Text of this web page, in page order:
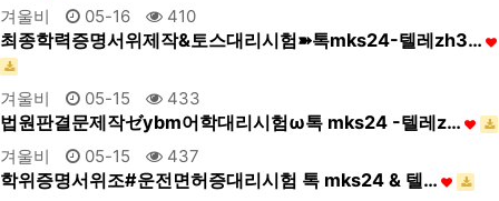
겨울비 05-16 410
최종학력증명서위제작&토스대리시험➽톡mks24-텔레zh3…
겨울비 05-15 433
법원판결문제작ゼybm어학대리시험ω톡 mks24 -텔레z…
겨울비 05-15 437
학위증명서위조#운전면허증대리시험 톡 mks24 & 텔…